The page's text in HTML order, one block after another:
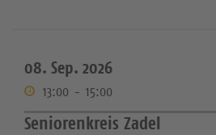
08. Sep. 2026
13:00 - 15:00
Seniorenkreis Zadel